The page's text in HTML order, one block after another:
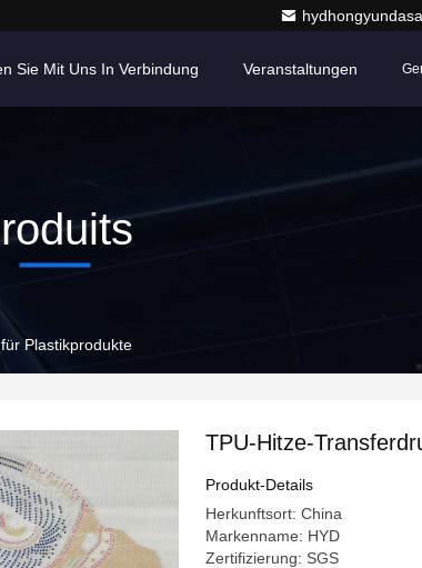
Sie Mit Uns In Verbindung Veranstaltungen
Plastikprodukte
TPU-Hitze-
Produkt-Details
Herkunftsort: China
Markenname: HYD
Zertifizierung: SGS